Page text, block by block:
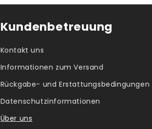
Kundenbetreuung
Kontakt uns
Informationen zum Versand
Rückgabe- und Erstattungsbedingungen
Datenschutzinformationen
Über uns